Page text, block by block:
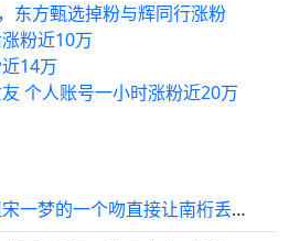
东方甄选掉粉与辉同行涨粉
粉近10万
14万
个人账号一小时涨粉近20万
静静的配合你演戏，但宋一梦的一个吻直接让南桁丢了魂